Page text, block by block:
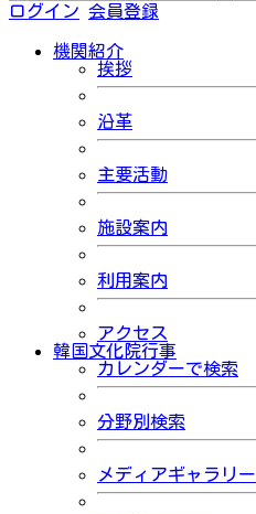
ログイン 会員登録
機関紹介
挨拶
沿革
主要活動
施設案内
利用案内
アクセス
韓国文化院行事
カレンダーで検索
分野別検索
メディアギャラリー